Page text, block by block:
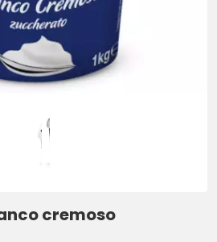
cremoso